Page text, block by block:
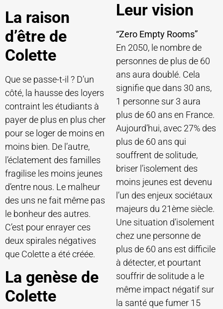
La raison
d’être de
Colette
Que se passe-t-il ? D’un
côté, la hausse des loyers
contraint les étudiants à
payer de plus en plus cher
pour se loger de moins en
moins bien. De l’autre,
l’éclatement des familles
fragilise les moins jeunes
d’entre nous. Le malheur
des uns ne fait même pas
le bonheur des autres.
C’est pour enrayer ces
deux spirales négatives
que Colette a été créée.
La genèse de
Colette
Leur vision
“Zero Empty Rooms”
En 2050, le nombre de
personnes de plus de 60
ans aura doublé. Cela
signifie que dans 30 ans,
1 personne sur 3 aura
plus de 60 ans en France.
Aujourd’hui, avec 27% des
plus de 60 ans qui
souffrent de solitude,
briser l’isolement des
moins jeunes est devenu
l’un des enjeux sociétaux
majeurs du 21ème siècle.
Une situation d’isolement
chez une personne de
plus de 60 ans est difficile
à détecter, et pourtant
souffrir de solitude a le
même impact négatif sur
la santé que fumer 15